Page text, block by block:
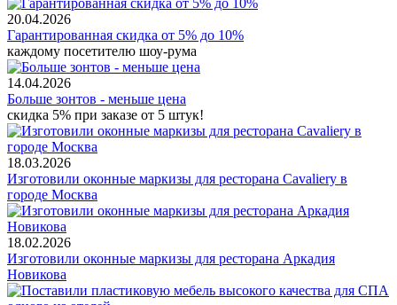
20.04.2026
Гарантированная скидка от 5% до 10%
каждому посетителю шоу-рума
14.04.2026
Больше зонтов - меньше цена
скидка 5% при заказе от 5 штук!
18.03.2026
Изготовили оконные маркизы для ресторана Cavaliery в
городе Москва
18.02.2026
Изготовили оконные маркизы для ресторана Аркадия
Новикова